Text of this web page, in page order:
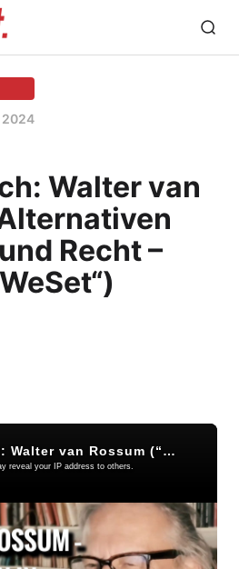
2024
Walter van
Recht –